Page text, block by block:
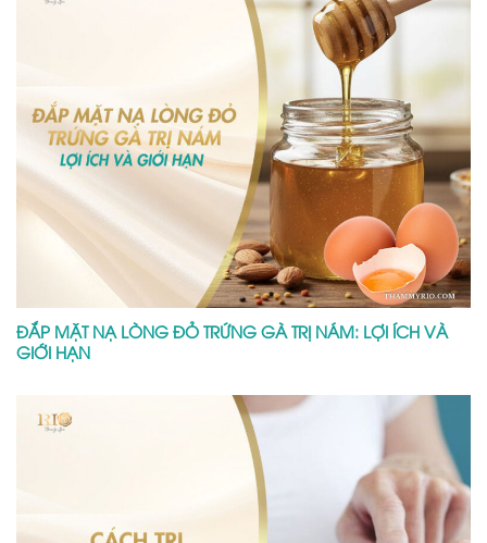
ĐẮP MẶT NẠ LÒNG ĐỎ TRỨNG GÀ TRỊ NÁM: LỢI ÍCH VÀ
GIỚI HẠN